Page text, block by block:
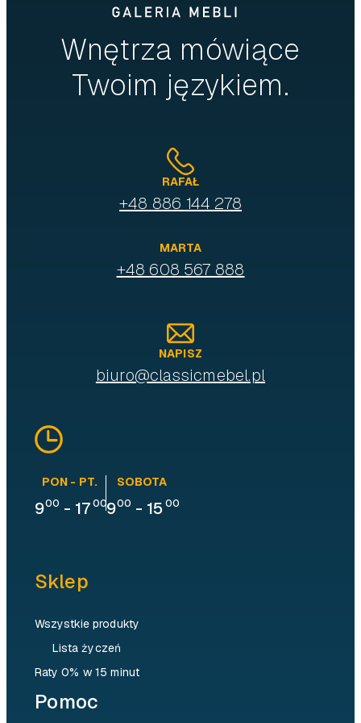
Wnętrza mówiące
Twoim językiem.
RAFAŁ
+48 886 144 278
MARTA
+48 608 567 888
NAPISZ
biuro@classicmebel.pl
PON - PT.
900 - 17 00
SOBOTA
900 - 15 00
Sklep
Wszystkie produkty
Lista życzeń
Raty 0% w 15 minut
Pomoc